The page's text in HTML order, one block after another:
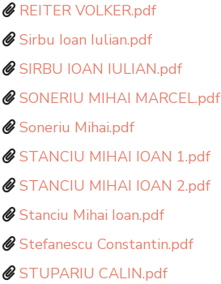
REITER VOLKER.pdf
Sirbu Ioan Iulian.pdf
SIRBU IOAN IULIAN.pdf
SONERIU MIHAI MARCEL.pdf
Soneriu Mihai.pdf
STANCIU MIHAI IOAN 1.pdf
STANCIU MIHAI IOAN 2.pdf
Stanciu Mihai Ioan.pdf
Stefanescu Constantin.pdf
STUPARIU CALIN.pdf